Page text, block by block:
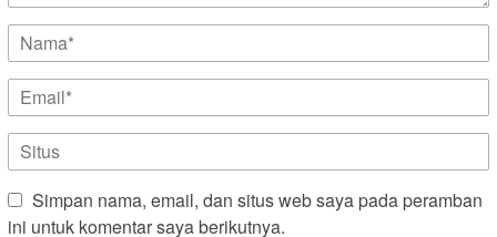
Simpan nama, email, dan situs web saya pada peramban
ini untuk komentar saya berikutnya.